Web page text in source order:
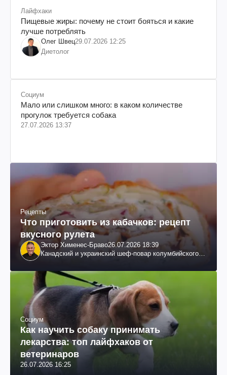
Лайфхаки
Пищевые жиры: почему не стоит бояться и какие
лучше потреблять
Олег Швец29.07.2026 12:25
Диетолог
Социум
Мало или слишком много: в каком количестве
прогулок требуется собака
27.07.2026 13:37
Рецепты
Что приготовить из кабачков: рецепт
вкусного рулета
Эктор Хименес-Браво26.07.2026 18:39
Канадский и украинский шеф-повар колумбийского
Социум
Как научить собаку принимать
лекарства: топ лайфхаков от
ветеринаров
26.07.2026 16:25